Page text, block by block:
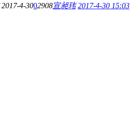
2017-4-3002908宣昶玮 2017-4-30 15:03